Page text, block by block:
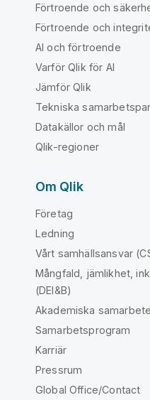
Förtroende och
Förtroende och
AI och förtroende
Varför Qlik för AI
Jämför Qlik
Tekniska
Datakällor och mål
Qlik-regioner
Om Qlik
Företag
Ledning
Vårt samhällsansvar
Mångfald, jämlikhet,
(DEI&B)
Akademiska
Samarbetsprogram
Karriär
Pressrum
Global Office/Contact